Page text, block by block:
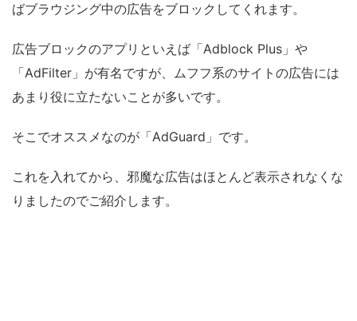
ばブラウジング中の広告をブロックしてくれます。
広告ブロックのアプリといえば「Adblock Plus」や
「AdFilter」が有名ですが、ムフフ系のサイトの広告には
あまり役に立たないことが多いです。
そこでオススメなのが「AdGuard」です。
これを入れてから、邪魔な広告はほとんど表示されなくな
りましたのでご紹介します。